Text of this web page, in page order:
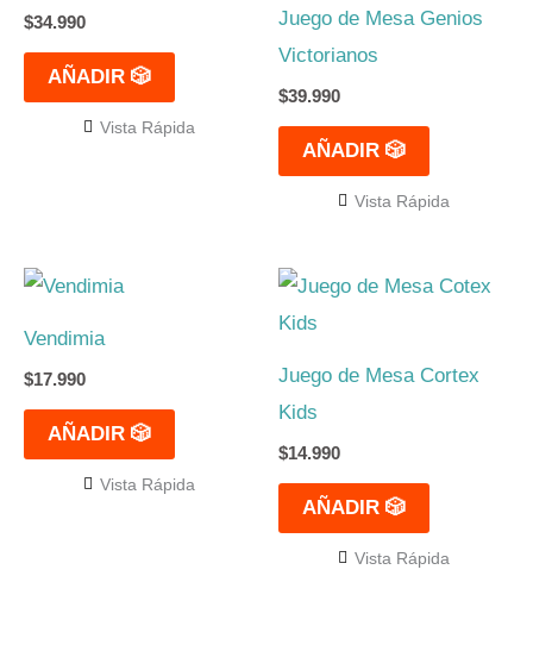
$34.990
AÑADIR 🎲
Vista Rápida
Juego de Mesa Genios
Victorianos
$39.990
AÑADIR 🎲
Vista Rápida
Vendimia
$17.990
AÑADIR 🎲
Vista Rápida
Juego de Mesa Cortex
Kids
$14.990
AÑADIR 🎲
Vista Rápida